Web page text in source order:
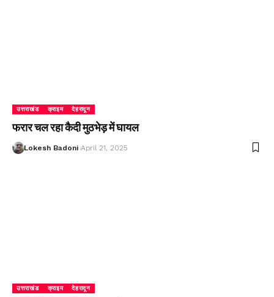
उत्तराखंड क्राइम देहरादून
फरार चल रहा कैदी मुठभेड़ में घायल
Lokesh Badoni April 21, 2025
उत्तराखंड क्राइम देहरादून